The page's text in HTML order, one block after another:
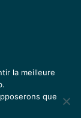
la meilleure
que